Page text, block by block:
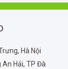
Hà Nội
Hải, TP Đà